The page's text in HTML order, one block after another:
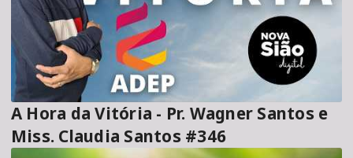
A Hora da Vitória - Pr. Wagner Santos e
Miss. Claudia Santos #346